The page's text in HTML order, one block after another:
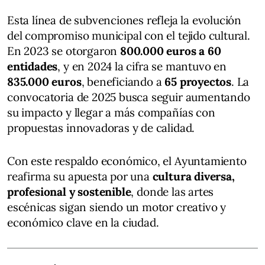
Esta línea de subvenciones refleja la evolución
del compromiso municipal con el tejido cultural.
En 2023 se otorgaron 800.000 euros a 60
entidades, y en 2024 la cifra se mantuvo en
835.000 euros, beneficiando a65 proyectos. La
convocatoria de 2025 busca seguir aumentando
su impacto y llegar a más compañías con
propuestas innovadoras y de calidad.
Con este respaldo económico, el Ayuntamiento
reafirma su apuesta por una cultura diversa,
profesional y sostenible, donde las artes
escénicas sigan siendo un motor creativo y
económico clave en la ciudad.